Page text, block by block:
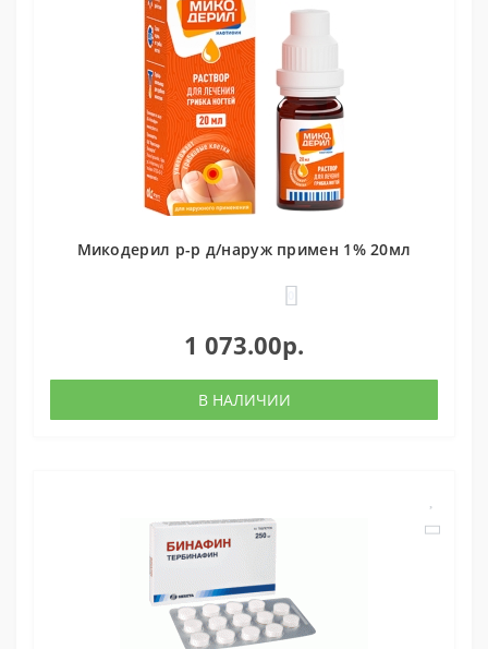
Микодерил р-р д/наруж примен 1% 20мл
1 073.00р.
В НАЛИЧИИ